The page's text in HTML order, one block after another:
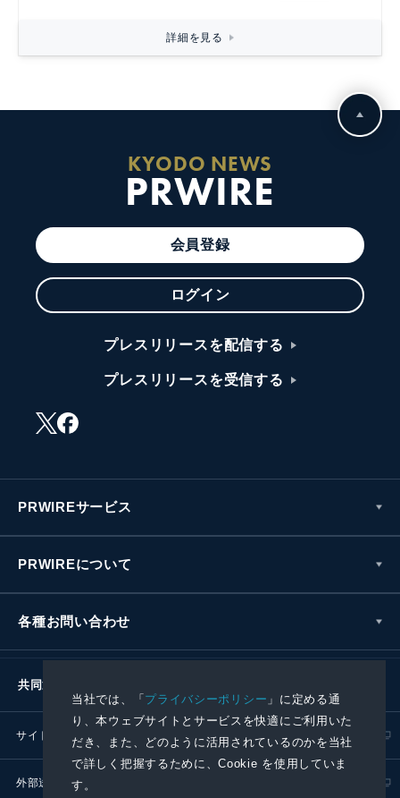
当社では、「プライバシーポリシー 」に定める通
り、本ウェブサイトとサービスを快適にご利用いた
だき、また、どのように活用されているのかを当社
で詳しく把握するために、Cookie を使用していま
す。
詳細を見る
KYODO NEWS
PRWIRE
会員登録
ログイン
プレスリリースを配信する
プレスリリースを受信する
PRWIREサービス
PRWIREについて
各種お問い合わせ
共同通信社グループ
サイトポリシー プライバシーポリシー
外部送信ポリシー